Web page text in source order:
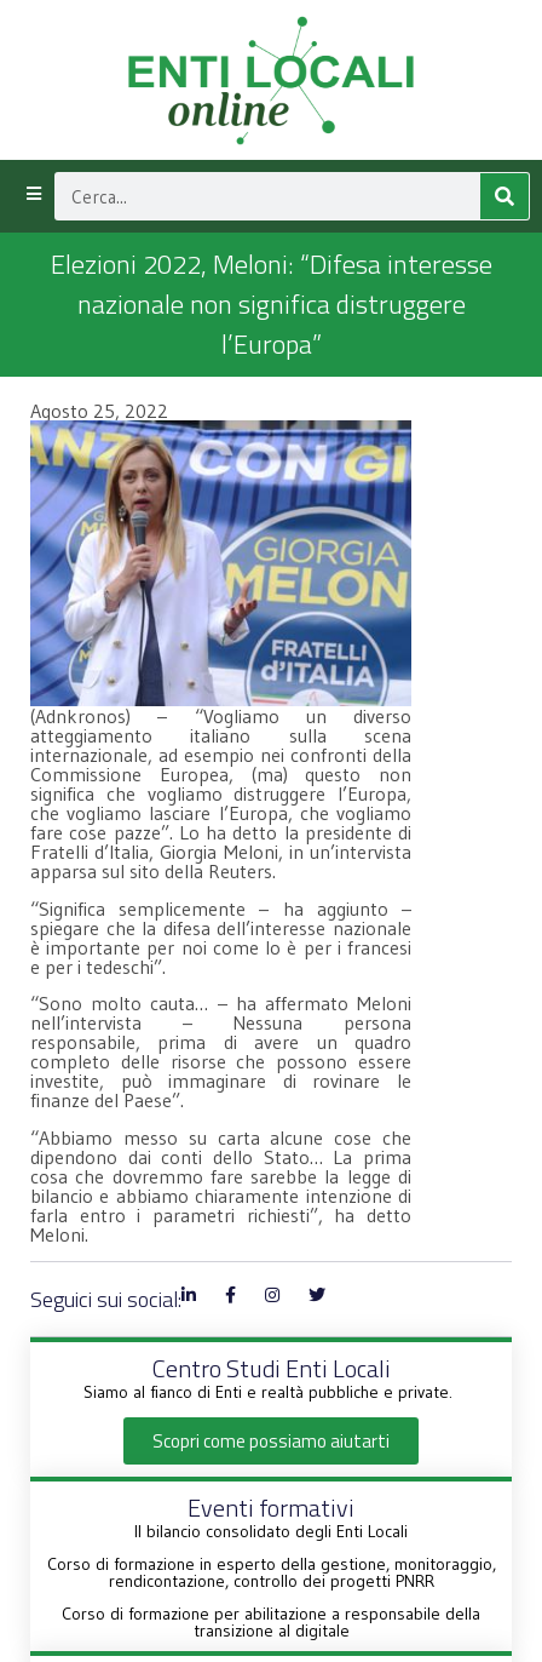
Elezioni 2022, Meloni: “Difesa interesse
nazionale non significa distruggere
l’Europa”
Agosto 25, 2022
(Adnkronos) – “Vogliamo un diverso
atteggiamento italiano sulla scena
internazionale, ad esempio nei confronti della
Commissione Europea, (ma) questo non
significa che vogliamo distruggere l’Europa,
che vogliamo lasciare l’Europa, che vogliamo
fare cose pazze”. Lo ha detto la presidente di
Fratelli d’Italia, Giorgia Meloni, in un’intervista
apparsa sul sito della Reuters.
“Significa semplicemente – ha aggiunto –
spiegare che la difesa dell’interesse nazionale
è importante per noi come lo è per i francesi
e per i tedeschi”.
“Sono molto cauta… – ha affermato Meloni
nell’intervista – Nessuna persona
responsabile, prima di avere un quadro
completo delle risorse che possono essere
investite, può immaginare di rovinare le
finanze del Paese”.
“Abbiamo messo su carta alcune cose che
dipendono dai conti dello Stato… La prima
cosa che dovremmo fare sarebbe la legge di
bilancio e abbiamo chiaramente intenzione di
farla entro i parametri richiesti”, ha detto
Meloni.
Seguici sui social:
Centro Studi Enti Locali
Siamo al fianco di Enti e realtà pubbliche e private.
Scopri come possiamo aiutarti
Eventi formativi
Il bilancio consolidato degli Enti Locali
Corso di formazione in esperto della gestione, monitoraggio,
rendicontazione, controllo dei progetti PNRR
Corso di formazione per abilitazione a responsabile della
transizione al digitale